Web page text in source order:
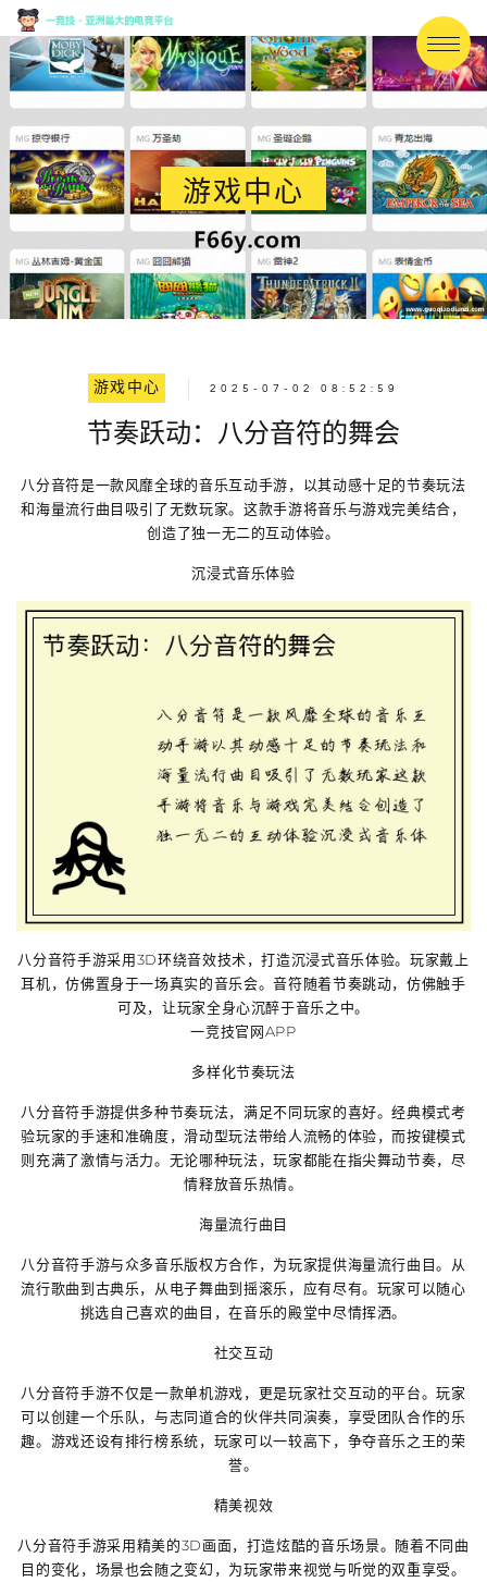
游戏中心
游戏中心 2025-07-02 08:52:59
节奏跃动：八分音符的舞会
八分音符是一款风靡全球的音乐互动手游，以其动感十足的节奏玩法
和海量流行曲目吸引了无数玩家。这款手游将音乐与游戏完美结合，
创造了独一无二的互动体验。
沉浸式音乐体验
八分音符手游采用3D环绕音效技术，打造沉浸式音乐体验。玩家戴上
耳机，仿佛置身于一场真实的音乐会。音符随着节奏跳动，仿佛触手
可及，让玩家全身心沉醉于音乐之中。
一竞技官网APP
多样化节奏玩法
八分音符手游提供多种节奏玩法，满足不同玩家的喜好。经典模式考
验玩家的手速和准确度，滑动型玩法带给人流畅的体验，而按键模式
则充满了激情与活力。无论哪种玩法，玩家都能在指尖舞动节奏，尽
情释放音乐热情。
海量流行曲目
八分音符手游与众多音乐版权方合作，为玩家提供海量流行曲目。从
流行歌曲到古典乐，从电子舞曲到摇滚乐，应有尽有。玩家可以随心
挑选自己喜欢的曲目，在音乐的殿堂中尽情挥洒。
社交互动
八分音符手游不仅是一款单机游戏，更是玩家社交互动的平台。玩家
可以创建一个乐队，与志同道合的伙伴共同演奏，享受团队合作的乐
趣。游戏还设有排行榜系统，玩家可以一较高下，争夺音乐之王的荣
誉。
精美视效
八分音符手游采用精美的3D画面，打造炫酷的音乐场景。随着不同曲
目的变化，场景也会随之变幻，为玩家带来视觉与听觉的双重享受。